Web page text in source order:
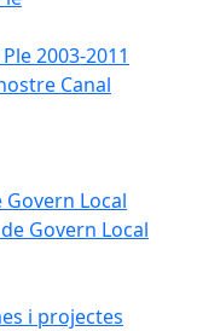
2003-2011
Canal
Govern Local
Govern Local
i projectes